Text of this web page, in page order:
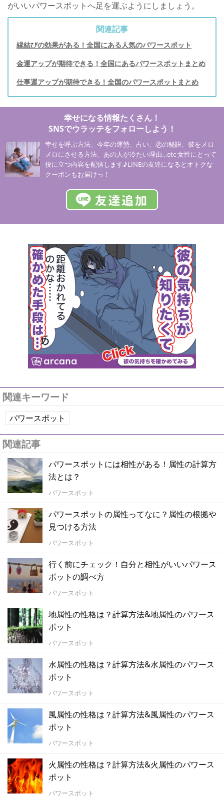
がいいパワースポットへ足を運ぶようにしましょう。
関連記事
縁結びの効果がある！全国にある人気のパワースポット
金運アップが期待できる！全国にあるパワースポットまとめ
仕事運アップが期待できる！全国のパワースポットまとめ
幸せになる情報たくさん！
SNSでウラッテをフォローしよう！
幸せを呼ぶ方法、今年の運勢、占い、恋の秘訣、彼をメロ
メロにさせる方法、あの人が冷たい理由…etc 女性にとって
役に立つ内容を配信します♪LINEの友達になるとオトクな
クーポンもお届けっ！
関連キーワード
パワースポット
関連記事
パワースポットには相性がある！属性の計算方
法とは？
パワースポット
パワースポットの属性ってなに？属性の根拠や
見つける方法
パワースポット
行く前にチェック！自分と相性がいいパワース
ポットの調べ方
パワースポット
地属性の性格は？計算方法&地属性のパワース
ポット
パワースポット
水属性の性格は？計算方法&水属性のパワース
ポット
パワースポット
風属性の性格は？計算方法&風属性のパワース
ポット
パワースポット
火属性の性格は？計算方法&火属性のパワース
ポット
パワースポット